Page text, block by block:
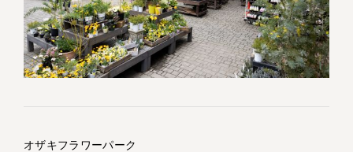
オザキフラワーパーク